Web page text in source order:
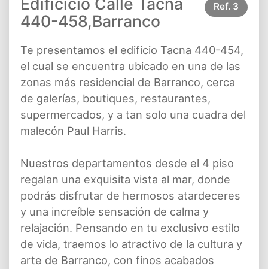
Edificicio Calle Tacna
440-458,Barranco
Ref. 3
Te presentamos el edificio Tacna 440-454,
el cual se encuentra ubicado en una de las
zonas más residencial de Barranco, cerca
de galerías, boutiques, restaurantes,
supermercados, y a tan solo una cuadra del
malecón Paul Harris.
Nuestros departamentos desde el 4 piso
regalan una exquisita vista al mar, donde
podrás disfrutar de hermosos atardeceres
y una increíble sensación de calma y
relajación. Pensando en tu exclusivo estilo
de vida, traemos lo atractivo de la cultura y
arte de Barranco, con finos acabados